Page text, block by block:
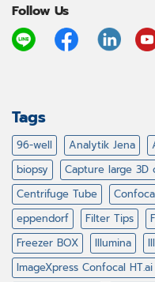
Follow Us
Tags
96-well Analytik Jena
biopsy
Capture large 3D
Centrifuge Tube
eppendorf
Filter Tips
Freezer BOX
Illumina
ImageXpress Confocal